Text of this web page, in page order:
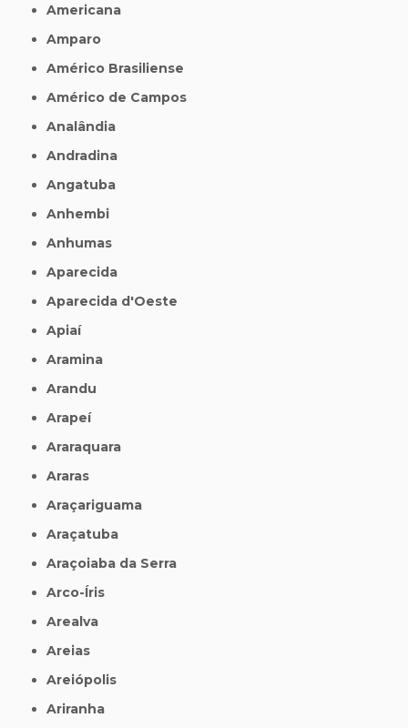
Americana
Amparo
Américo Brasiliense
Américo de Campos
Analândia
Andradina
Angatuba
Anhembi
Anhumas
Aparecida
Aparecida d'Oeste
Apiaí
Aramina
Arandu
Arapeí
Araraquara
Araras
Araçariguama
Araçatuba
Araçoiaba da Serra
Arco-Íris
Arealva
Areias
Areiópolis
Ariranha